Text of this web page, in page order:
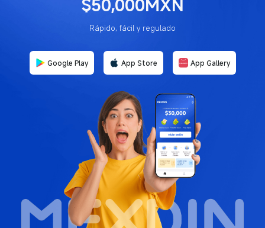
$50,000MXN
Rápido, fácil y regulado
Google Play App Store App Gallery